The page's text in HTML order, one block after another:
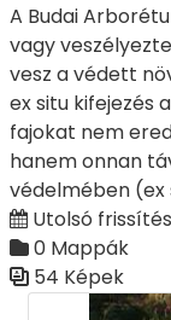
A Budai
vagy
vesz a védett
ex situ kifejezés
fajokat nem
hanem onnan
védelmében (ex
Utolsó frissítés
0 Mappák
54 Képek
Médiatár